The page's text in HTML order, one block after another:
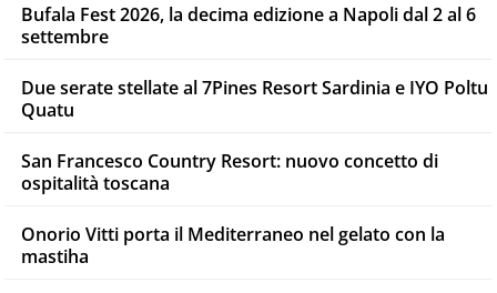
Bufala Fest 2026, la decima edizione a Napoli dal 2 al 6
settembre
Due serate stellate al 7Pines Resort Sardinia e IYO Poltu
Quatu
San Francesco Country Resort: nuovo concetto di
ospitalità toscana
Onorio Vitti porta il Mediterraneo nel gelato con la
mastiha